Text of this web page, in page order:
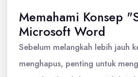
Memahami Konsep
Microsoft Word
Sebelum melangkah lebih jauh
menghapus, penting untuk